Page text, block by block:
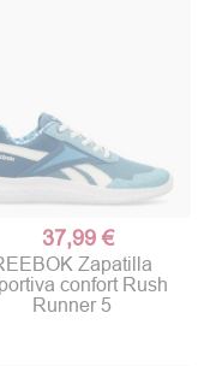
37,99 €
Zapatilla
confort Rush
Runner 5